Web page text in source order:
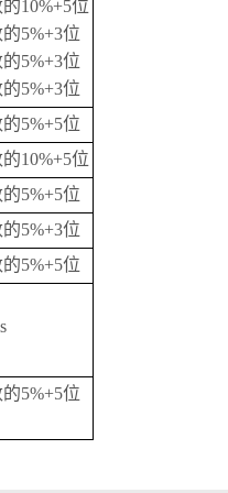
10%+5位
5%+3位
5%+3位
5%+3位
5%+5位
10%+5位
5%+5位
5%+3位
5%+5位
5%+5位